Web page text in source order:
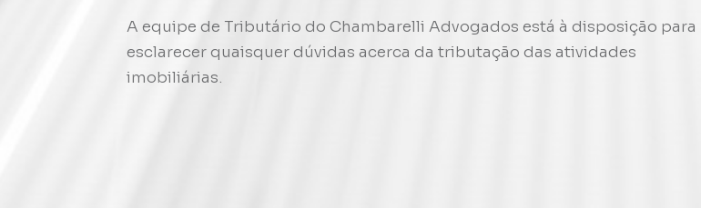
A equipe de Tributário do Chambarelli Advogados está à disposição para
esclarecer quaisquer dúvidas acerca da tributação das atividades
imobiliárias.